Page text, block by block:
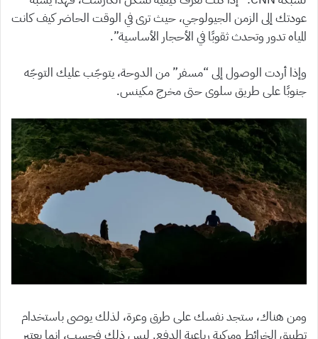
عودتك إلى الزمن الجيولوجي، حيث ترى في الوقت الحاضر كيف كانت
المياه تدور وتحدث ثقوبًا في الأحجار الأساسية”.
وإذا أردت الوصول إلى “مسفر” من الدوحة، يتوجّب عليك التوجّه
جنوبًا على طريق سلوى حتى مخرج مكينس.
ومن هناك، ستجد نفسك على طرق وعرة، لذلك يوصى باستخدام
تطبيق الخرائط ومركبة رباعية الدفع. ليس ذلك فحسب، إنما يعتبر